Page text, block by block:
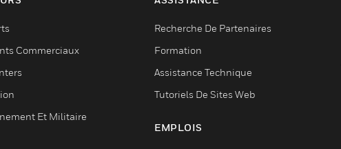
Commerciaux
Et Militaire
Recherche De Partenaires
Formation
Assistance Technique
Tutoriels De Sites Web
EMPLOIS